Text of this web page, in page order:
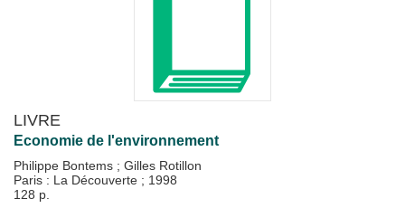
LIVRE
Economie de l'environnement
Philippe Bontems ; Gilles Rotillon
Paris : La Découverte ; 1998
128 p.